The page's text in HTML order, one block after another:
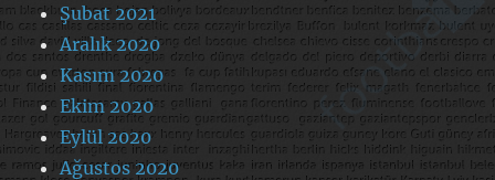
Şubat 2021
Aralık 2020
Kasım 2020
Ekim 2020
Eylül 2020
Ağustos 2020